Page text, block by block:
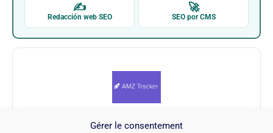
Gérer le consentement
✍
Redacción web SEO
🚀
SEO por CMS